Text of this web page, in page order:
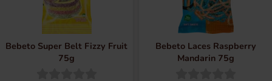
Bebeto Super Belt Fizzy Fruit
75g
Bebeto Laces Raspberry
Mandarin 75g